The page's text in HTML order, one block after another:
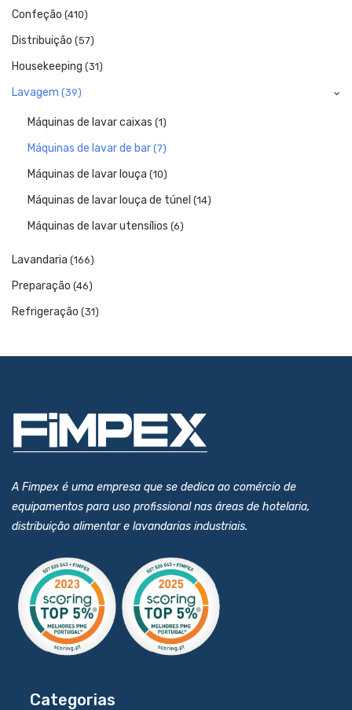
Confeção (410)
Distribuição (57)
Housekeeping (31)
Lavagem (39)
Máquinas de lavar caixas (1)
Máquinas de lavar de bar (7)
Máquinas de lavar louça (10)
Máquinas de lavar louça de túnel (14)
Máquinas de lavar utensílios (6)
Lavandaria (166)
Preparação (46)
Refrigeração (31)
A Fimpex é uma empresa que se dedica ao comércio de
equipamentos para uso profissional nas áreas de hotelaria,
distribuição alimentar e lavandarias industriais.
Categorias